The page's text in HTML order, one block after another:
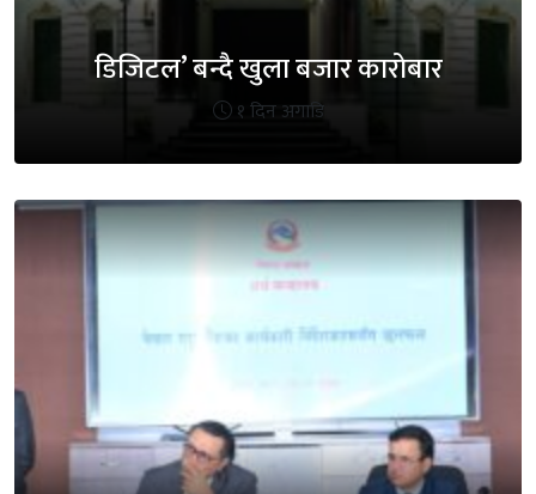
डिजिटल’ बन्दै खुला बजार कारोबार
१ दिन अगाडि